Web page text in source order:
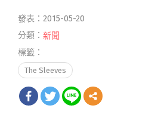
發表：2015-05-20
分類： 新聞
標籤：
The Sleeves